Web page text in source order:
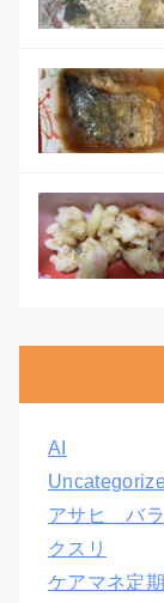
AI
アサヒ バラ
クスリ
ケアマネ定